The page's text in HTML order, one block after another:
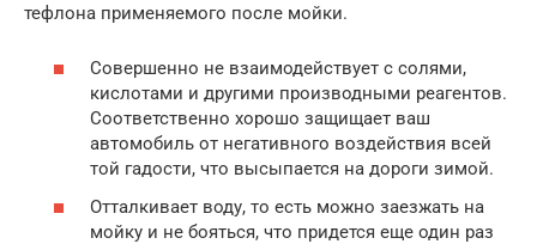
тефлона применяемого после мойки.
Совершенно не взаимодействует с солями,
кислотами и другими производными реагентов.
Соответственно хорошо защищает ваш
автомобиль от негативного воздействия всей
той гадости, что высыпается на дороги зимой.
Отталкивает воду, то есть можно заезжать на
мойку и не бояться, что придется еще один раз